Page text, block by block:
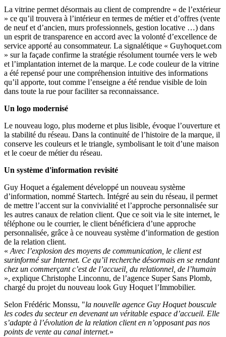
La vitrine permet désormais au client de comprendre « de l’extérieur
» ce qu’il trouvera à l’intérieur en termes de métier et d’offres (vente
de neuf et d’ancien, murs professionnels, gestion locative …) dans
un esprit de transparence en accord avec la volonté d’excellence de
service apporté au consommateur. La signalétique « Guyhoquet.com
» sur la façade confirme la stratégie résolument tournée vers le web
et l’implantation internet de la marque. Le code couleur de la vitrine
a été repensé pour une compréhension intuitive des informations
qu’il apporte, tout comme l’enseigne a été rendue visible de loin
dans toute la rue pour faciliter sa reconnaissance.
Un logo modernisé
Le nouveau logo, plus moderne et plus lisible, évoque l’ouverture et
la stabilité du réseau. Dans la continuité de l’histoire de la marque, il
conserve les couleurs et le triangle, symbolisant le toit d’une maison
et le coeur de métier du réseau.
Un système d'information revisité
Guy Hoquet a également développé un nouveau système
d’information, nommé Startech. Intégré au sein du réseau, il permet
de mettre l’accent sur la convivialité et l’approche personnalisée sur
les autres canaux de relation client. Que ce soit via le site internet, le
téléphone ou le courrier, le client bénéficiera d’une approche
personnalisée, grâce à ce nouveau système d’information de gestion
de la relation client.
«Avec l’explosion des moyens de communication, le client est
surinformé sur Internet. Ce qu’il recherche désormais en se rendant
chez un commerçant c’est de l’accueil, du relationnel, de l’humain
», explique Christophe Linconnu, de l’agence Super Sans Plomb,
chargé du projet du nouveau look Guy Hoquet l’Immobilier.
Selon Frédéric Monssu, "la nouvelle agence Guy Hoquet bouscule
les codes du secteur en devenant un véritable espace d’accueil. Elle
s’adapte à l’évolution de la relation client en n’opposant pas nos
points de vente au canal internet.»